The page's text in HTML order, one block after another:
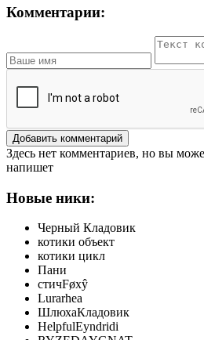
Комментарии:
Добавить комментарий
Здесь нет комментариев, но вы
напишет
Новые ники:
Черный Кладовик
котики объект
котики цикл
Пани
стичFøxŷ
Lurarhea
ШлюхаКладовик
HelpfulEyndridi